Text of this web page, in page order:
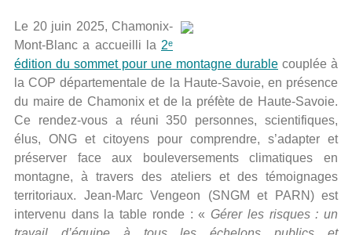
Le 20 juin 2025, Chamonix-
Mont-Blanc a accueilli la 2ᵉ
édition du sommet pour une montagne durable couplée à
la COP départementale de la Haute-Savoie, en présence
du maire de Chamonix et de la préfète de Haute-Savoie.
Ce rendez-vous a réuni 350 personnes, scientifiques,
élus, ONG et citoyens pour comprendre, s’adapter et
préserver face aux bouleversements climatiques en
montagne, à travers des ateliers et des témoignages
territoriaux. Jean-Marc Vengeon (SNGM et PARN) est
intervenu dans la table ronde : «Gérer les risques : un